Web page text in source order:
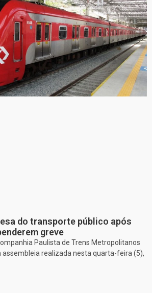
do transporte público após
greve
Paulista de Trens Metropolitanos
assembleia realizada nesta quarta-feira (5),